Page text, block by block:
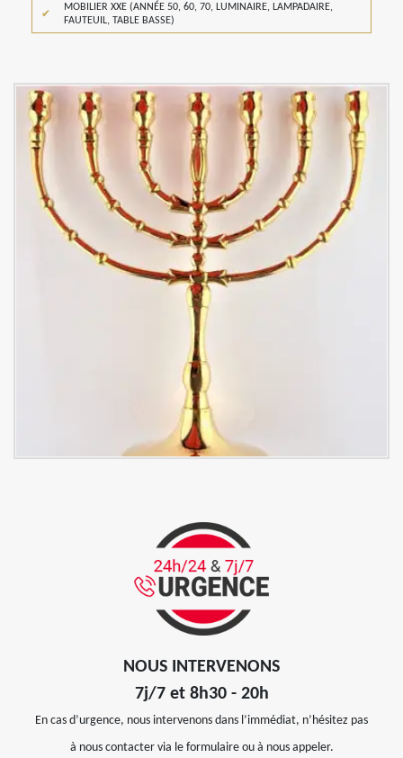
MOBILIER XXE (ANNÉE 50, 60, 70, LUMINAIRE, LAMPADAIRE,
FAUTEUIL, TABLE BASSE)
NOUS INTERVENONS
7j/7 et 8h30 - 20h
En cas d’urgence, nous intervenons dans l’immédiat, n’hésitez pas
à nous contacter via le formulaire ou à nous appeler.